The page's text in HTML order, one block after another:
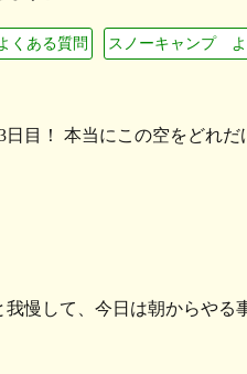
くある質問 スノーキャンプ よ
目！ 本当にこの空をどれだ
慢して、今日は朝からやる